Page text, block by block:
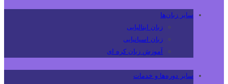
سایر زبان‌ها
زبان ایتالیایی
زبان اسپانیایی
آموزش زبان کره ای
سایر دوره‌ها و خدمات